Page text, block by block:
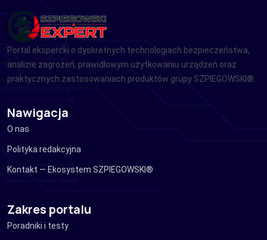
Portal ekspercki o dyskretnych technologiach bezpieczeństwa,
analizie zagrożeń, prawidłowym użytkowaniu urządzeń oraz
praktycznych zastosowaniach produktów grupy SZPIEGOWSKI®.
Nawigacja
O nas
Polityka redakcyjna
Kontakt — Ekosystem SZPIEGOWSKI®
Zakres portalu
Poradniki i testy